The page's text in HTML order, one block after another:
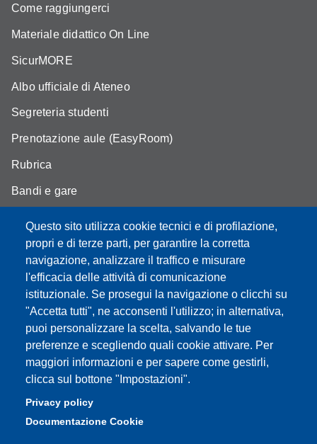
Questo sito utilizza cookie tecnici e di profilazione,
propri e di terze parti, per garantire la corretta
navigazione, analizzare il traffico e misurare
l'efficacia delle attività di comunicazione
istituzionale. Se prosegui la navigazione o clicchi su
"Accetta tutti", ne acconsenti l'utilizzo; in alternativa,
puoi personalizzare la scelta, salvando le tue
preferenze e scegliendo quali cookie attivare. Per
maggiori informazioni e per sapere come gestirli,
clicca sul bottone "Impostazioni".
Privacy policy
Documentazione Cookie
Come raggiungerci
Materiale didattico On Line
SicurMORE
Albo ufficiale di Ateneo
Segreteria studenti
Prenotazione aule (EasyRoom)
Rubrica
Bandi e gare
Partita IVA: 00427620364
Dipartimento di Scienze della Vita
Sede di Modena: Via Campi 287 - 41125 Modena
Tel. 059 2055140 - 059 2055144 - 059 2058527
Sede di Reggio Emilia: Via Amendola 2 (Padiglione Besta) -
42122 Reggio Emilia
E-mail: direttore.scienzevita@unimore.it
PEC: dsdv@pec.unimore.it